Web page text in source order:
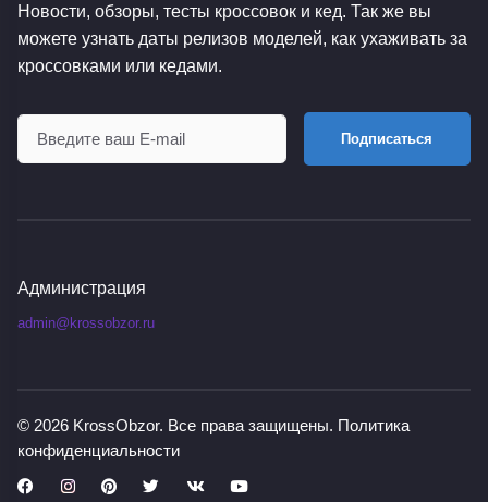
Новости, обзоры, тесты кроссовок и кед. Так же вы
можете узнать даты релизов моделей, как ухаживать за
кроссовками или кедами.
Подписаться
Администрация
admin@krossobzor.ru
© 2026 KrossObzor. Все права защищены. Политика
конфиденциальности